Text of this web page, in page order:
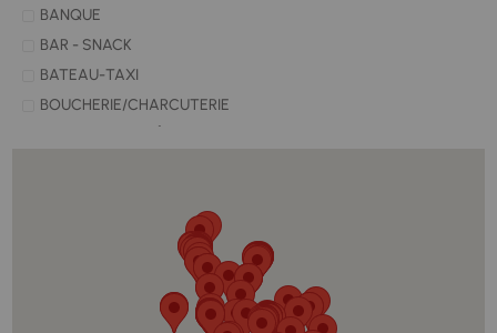
BANQUE
BAR - SNACK
BATEAU-TAXI
BOUCHERIE/CHARCUTERIE
DÉPOSITAIRE CARTE PÊCHE